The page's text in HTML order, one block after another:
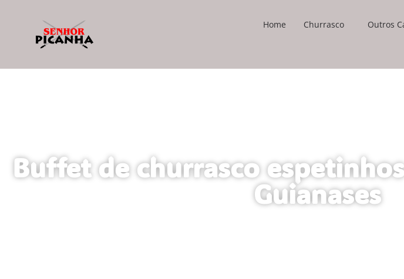
Home Churrasco Outros
Buffet de churrasco
Guianases